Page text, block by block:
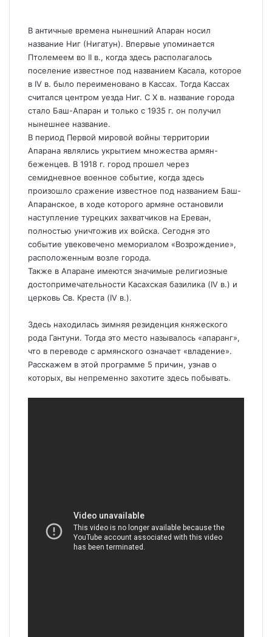
В античные времена нынешний Апаран носил
название Ниг (Нигатун). Впервые упоминается
Птолемеем во II в., когда здесь располагалось
поселение известное под названием Касала, которое
в IV в. было переименовано в Кассах. Тогда Кассах
считался центром уезда Ниг. С X в. название города
стало Баш-Апаран и только с 1935 г. он получил
нынешнее название.
В период Первой мировой войны территории
Апарана являлись укрытием множества армян-
беженцев. В 1918 г. город прошел через
семидневное военное событие, когда здесь
произошло сражение известное под названием Баш-
Апаранское, в ходе которого армяне остановили
наступление турецких захватчиков на Ереван,
полностью уничтожив их войска. Сегодня это
событие увековечено мемориалом «Возрождение»,
расположенным возле города.
Также в Апаране имеются значимые религиозные
достопримечательности Касахская базилика (IV в.) и
церковь Св. Креста (IV в.).
Здесь находилась зимняя резиденция княжеского
рода Гантуни. Тогда это место называлось «апаранг»,
что в переводе с армянского означает «владение».
Расскажем в этой программе 5 причин, узнав о
которых, вы непременно захотите здесь побывать.